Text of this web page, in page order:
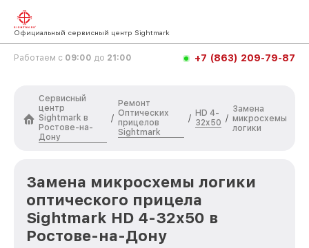
Официальный сервисный центр Sightmark
Работаем с 09:00 до 21:00 +7 (863) 209-79-87
Сервисный
центр
Sightmark в
Ростове-на-
Дону
/
Ремонт
Оптических
прицелов
Sightmark
/
HD 4-
32x50 /
Замена
микросхемы
логики
Замена микросхемы логики
оптического прицела
Sightmark HD 4-32x50 в
Ростове-на-Дону